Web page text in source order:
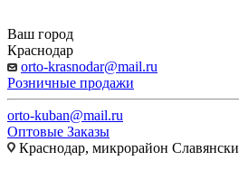
Ваш город
Краснодар
orto-krasnodar@mail.ru
Розничные продажи
orto-kuban@mail.ru
Оптовые Заказы
Краснодар, микрорайон